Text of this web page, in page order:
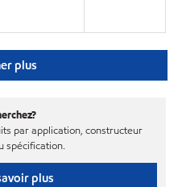
plus
par application, constructeur
spécification.
plus